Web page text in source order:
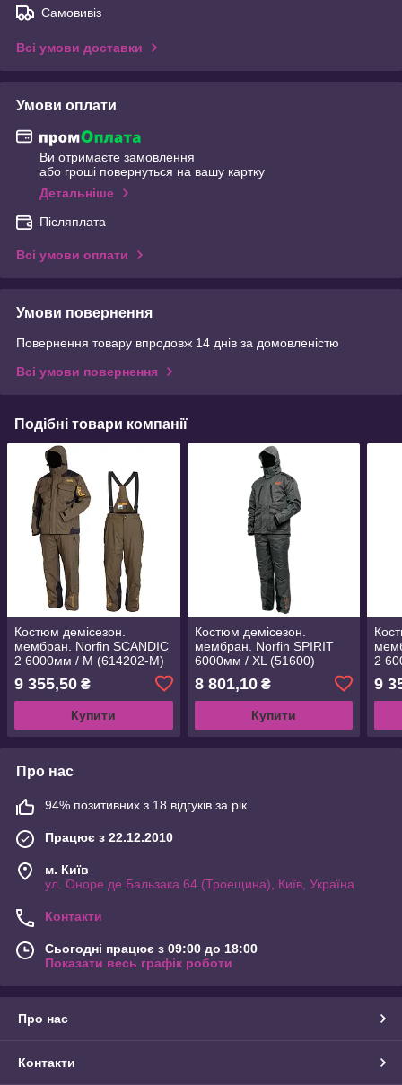
Самовивіз
Всі умови доставки
Умови оплати
Ви отримаєте замовлення
або гроші повернуться на вашу картку
Детальніше
Післяплата
Всі умови оплати
Умови повернення
Повернення товару впродовж 14 днів за домовленістю
Всі умови повернення
Подібні товари компанії
Костюм демісезон.
мембран. Norfin SCANDIC
2 6000мм / M (614202-M)
9 355,50 ₴
Купити
Костюм демісезон.
мембран. Norfin SPIRIT
6000мм / XL (51600)
8 801,10₴
Купити
2
9
Про нас
94% позитивних з 18 відгуків за рік
Працює з 22.12.2010
м. Київ
ул. Оноре де Бальзака 64 (Троещина), Київ, Україна
Контакти
Сьогодні працює з 09:00 до 18:00
Показати весь графік роботи
Про нас
Контакти